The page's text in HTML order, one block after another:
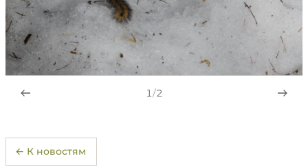
1/2
← К новостям